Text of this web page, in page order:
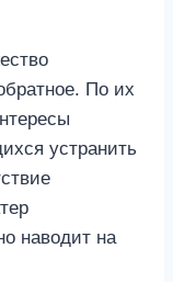
По их
устранить
наводит на